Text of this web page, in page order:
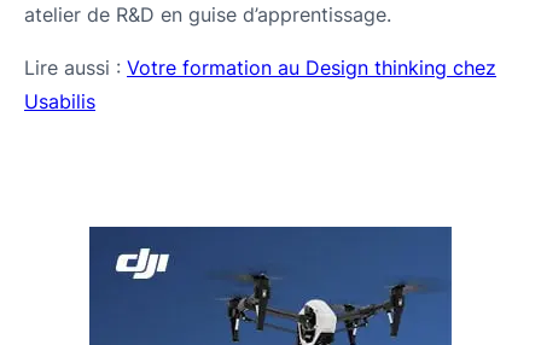
atelier de R&D en guise d’apprentissage.
Lire aussi : Votre formation au Design thinking chez
Usabilis